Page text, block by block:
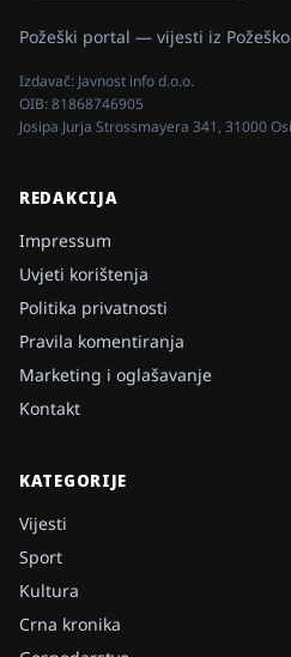
Požeški portal — vijesti iz
Izdavač: Javnost info d.o.o.
OIB:81868746905
Josipa Jurja Strossmayera 341, 31000
REDAKCIJA
Impressum
Uvjeti korištenja
Politika privatnosti
Pravila komentiranja
Marketing i oglašavanje
Kontakt
KATEGORIJE
Vijesti
Sport
Kultura
Crna kronika